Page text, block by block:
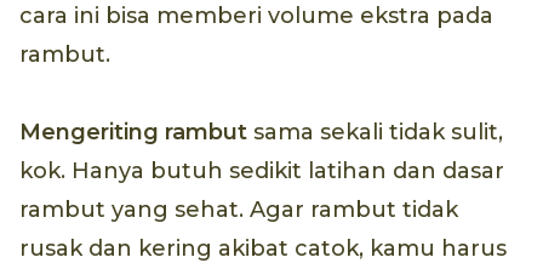
cara ini bisa memberi volume ekstra pada
rambut.
Mengeriting rambut sama sekali tidak sulit,
kok. Hanya butuh sedikit latihan dan dasar
rambut yang sehat. Agar rambut tidak
rusak dan kering akibat catok, kamu harus